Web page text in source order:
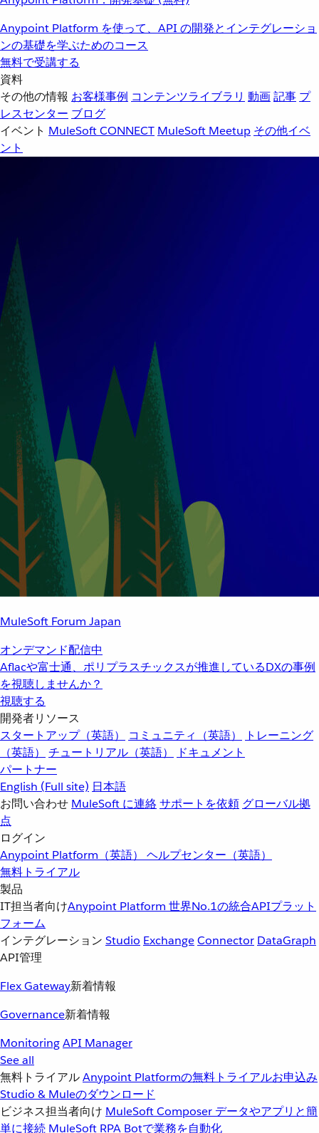
Anypoint Platform を使って、API の開発とインテグレーショ
ンの基礎を学ぶためのコース
無料で受講する
資料
その他の情報 お客様事例 コンテンツライブラリ 動画記事 プ
レスセンター ブログ
イベント MuleSoft CONNECT MuleSoft Meetup その他イベ
ント
MuleSoft Forum Japan
オンデマンド配信中
Aflacや富士通、ポリプラスチックスが推進しているDXの事例
を視聴しませんか？
視聴する
開発者リソース
スタートアップ（英語）
コミュニティ（英語）
トレーニング
（英語）
チュートリアル（英語）
ドキュメント
パートナー
English (Full site) 日本語
お問い合わせ MuleSoft に連絡サポートを依頼 グローバル拠
点
ログイン
Anypoint Platform（英語） ヘルプセンター（英語）
無料トライアル
製品
IT担当者向けAnypoint Platform 世界No.1の統合APIプラット
フォーム
インテグレーション Studio ExchangeConnector DataGraph
API管理
Flex Gateway新着情報
Governance新着情報
MonitoringAPI Manager
See all
無料トライアルAnypoint Platformの無料トライアルお申込み
Studio & Muleのダウンロード
ビジネス担当者向け MuleSoft Composer データやアプリと簡
単に接続 MuleSoft RPA Botで業務を自動化